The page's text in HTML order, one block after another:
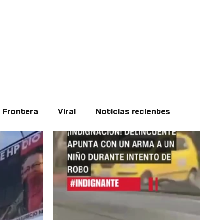
Frontera Viral Noticias recientes
Internacional Region